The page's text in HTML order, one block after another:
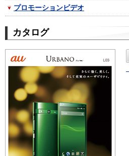
プロモーションビデオ
カタログ